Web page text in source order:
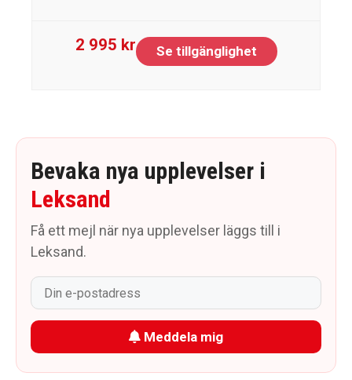
2 995 kr Se tillgänglighet
Bevaka nya upplevelser i
Leksand
Få ett mejl när nya upplevelser läggs till i
Leksand.
Meddela mig